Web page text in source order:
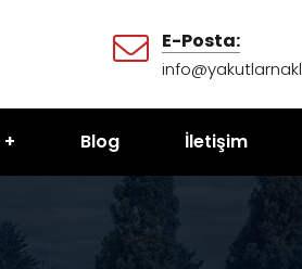
E-Posta:
Blog İletişim